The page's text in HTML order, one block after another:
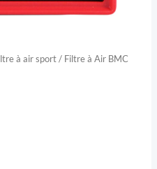
à air sport/ Filtre à Air BMC